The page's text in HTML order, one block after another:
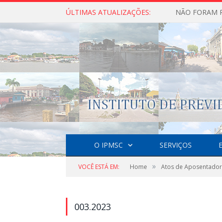
ÚLTIMAS ATUALIZAÇÕES:
O IPMSC SERVIÇOS
VOCÊ ESTÁ EM: Home » Atos de
003.2023